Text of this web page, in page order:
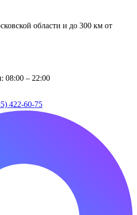
области и до 300 км от
08:00 – 22:00
422-60-75